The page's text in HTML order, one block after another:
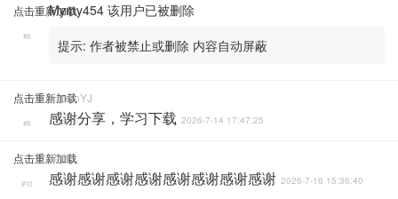
点击重新加载Mymy454 该用户已被删除
#8
提示: 作者被禁止或删除 内容自动屏蔽
点击重新加载
EspenYJ
#9 感谢分享，学习下载 2026-7-14 17:47:25
点击重新加载
荣誉
#10 感谢感谢感谢感谢感谢感谢感谢感谢 2026-7-16 15:36:40